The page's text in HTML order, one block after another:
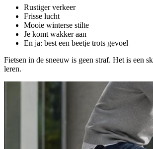
Rustiger verkeer
Frisse lucht
Mooie winterse stilte
Je komt wakker aan
En ja: best een beetje trots gevoel
Fietsen in de sneeuw is geen straf. Het is een
leren.